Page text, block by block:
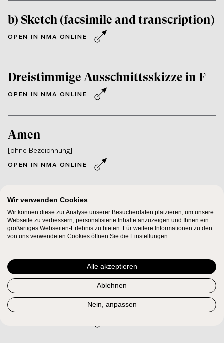
b) Sketch (facsimile and transcription)
OPEN IN NMA ONLINE
Dreistimmige Ausschnittsskizze in F
OPEN IN NMA ONLINE
Amen
[ohne Bezeichnung]
OPEN IN NMA ONLINE
Rex tremendae majestatis
[ohne Bezeichnung]
OPEN IN NMA ONLINE
Ouverture:Overture in E flat
(fragment)
Andante
Wir verwenden Cookies
Wir können diese zur Analyse unserer Besucherdaten platzieren, um unsere
Webseite zu verbessern, personalisierte Inhalte anzuzeigen und Ihnen ein
großartiges Webseiten-Erlebnis zu bieten. Für weitere Informationen zu den
von uns verwendeten Cookies öffnen Sie die Einstellungen.
Alle akzeptieren
Ablehnen
Nein, anpassen